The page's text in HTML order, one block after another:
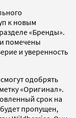
к новым
«Бренды».
помечены
и уверенность
одобрять
«Оригинал».
срок на
пропущен,